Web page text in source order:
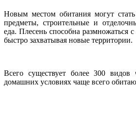
Новым местом обитания могут
предметы, строительные и
еда. Плесень способна размножаться
быстро захватывая новые территории.
Всего существует более 300
домашних условиях чаще всего